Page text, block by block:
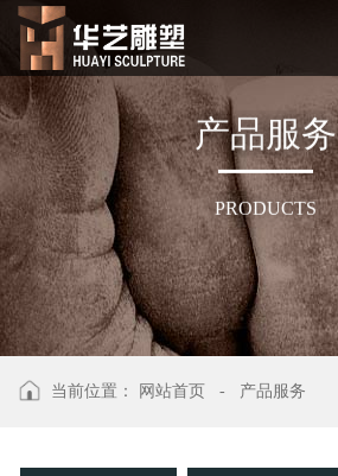
产品服务
PRODUCTS
当前位置： 网站首页 - 产品服务